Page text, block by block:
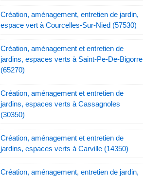
Création, aménagement, entretien de jardin,
espace vert à Courcelles-Sur-Nied (57530)
Création, aménagement et entretien de
jardins, espaces verts à Saint-Pe-De-Bigorre
(65270)
Création, aménagement et entretien de
jardins, espaces verts à Cassagnoles
(30350)
Création, aménagement et entretien de
jardins, espaces verts à Carville (14350)
Création, aménagement, entretien de jardin,